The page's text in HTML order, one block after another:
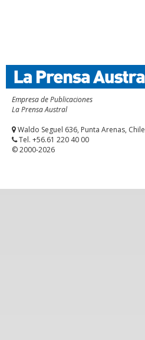
Empresa de Publicaciones
La Prensa Austral
Waldo Seguel 636, Punta Arenas, Chile
Tel. +56.61 220 40 00
© 2000-2026